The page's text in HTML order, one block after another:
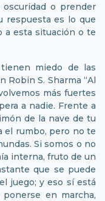
o prender
respuesta es lo que
a esta situación o te
miedo de las
Robin S. Sharma “Al
más fuertes
a nadie. Frente a
de la nave de tu
el rumbo, pero no te
Si somos o no
interna, fruto de un
que se puede
juego; y eso sí está
en marcha,